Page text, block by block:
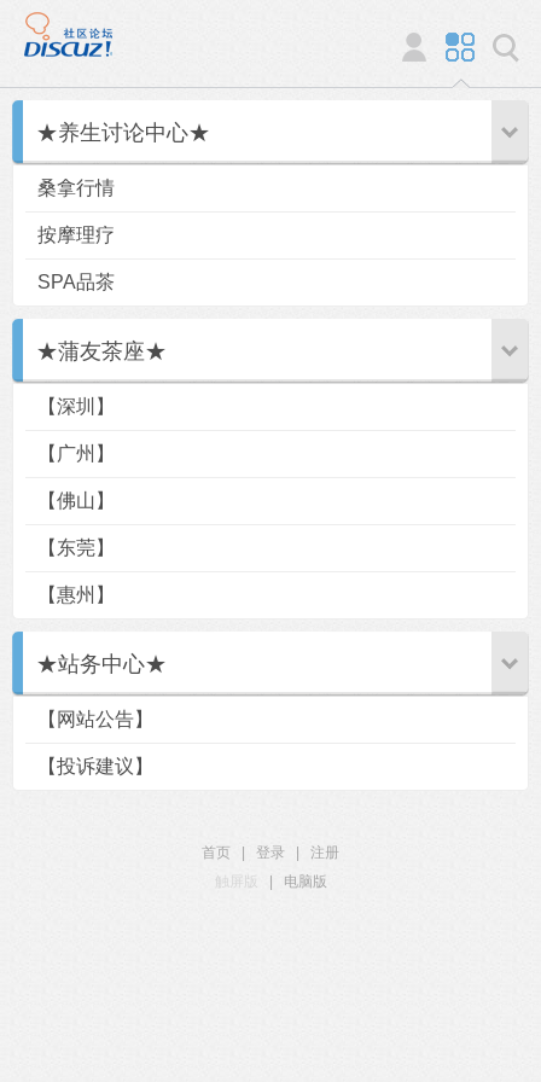
★养生讨论中心★
桑拿行情
按摩理疗
SPA品茶
★蒲友茶座★
【深圳】
【广州】
【佛山】
【东莞】
【惠州】
★站务中心★
【网站公告】
【投诉建议】
首页 登录
注册
触屏版
电脑版